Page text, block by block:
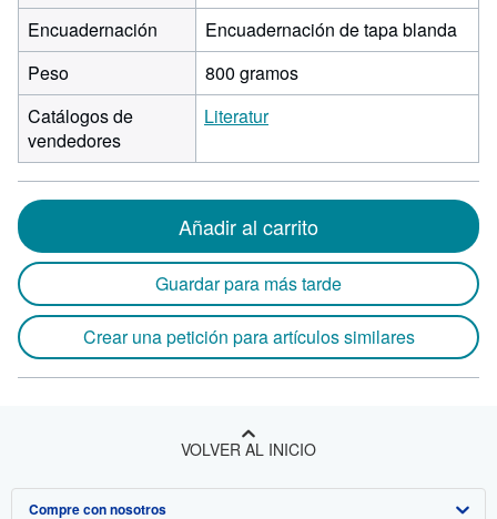
Encuadernación
Encuadernación de tapa blanda
Peso
800 gramos
Catálogos de
vendedores
Literatur
Añadir al carrito
Guardar para más tarde
Crear una petición para artículos similares
VOLVER AL INICIO
Compre con nosotros